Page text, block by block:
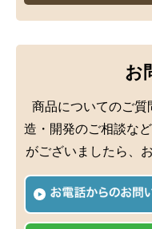
液体・ペースト
ミックススパイス
お
商品についてのご質
造・開発のご相談など
がございましたら、